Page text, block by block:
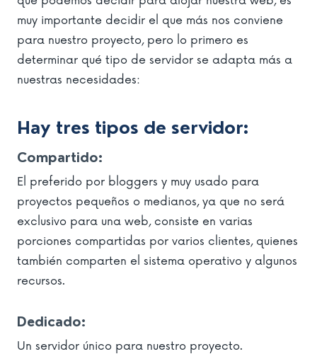
muy importante decidir el que más nos conviene
para nuestro proyecto, pero lo primero es
determinar qué tipo de servidor se adapta más a
nuestras necesidades:
Hay tres tipos de servidor:
Compartido:
El preferido por bloggers y muy usado para
proyectos pequeños o medianos, ya que no será
exclusivo para una web, consiste en varias
porciones compartidas por varios clientes, quienes
también comparten el sistema operativo y algunos
recursos.
Dedicado:
Un servidor único para nuestro proyecto.